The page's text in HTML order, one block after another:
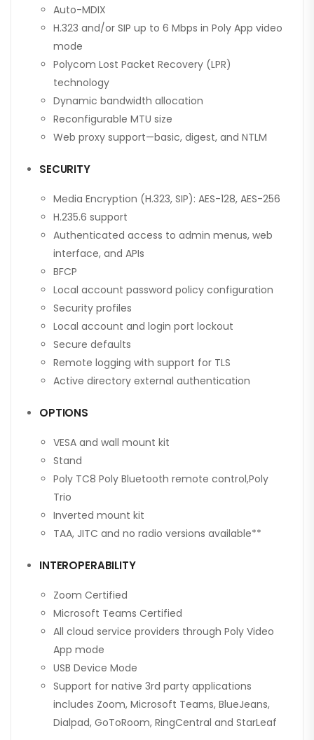
Auto-MDIX
H.323 and/or SIP up to 6 Mbps in Poly App video
mode
Polycom Lost Packet Recovery (LPR)
technology
Dynamic bandwidth allocation
Reconfigurable MTU size
Web proxy support—basic, digest, and NTLM
SECURITY
Media Encryption (H.323, SIP): AES-128, AES-256
H.235.6 support
Authenticated access to admin menus, web
interface, and APIs
BFCP
Local account password policy configuration
Security profiles
Local account and login port lockout
Secure defaults
Remote logging with support for TLS
Active directory external authentication
OPTIONS
VESA and wall mount kit
Stand
Poly TC8 Poly Bluetooth remote control,Poly
Trio
Inverted mount kit
TAA, JITC and no radio versions available**
INTEROPERABILITY
Zoom Certified
Microsoft Teams Certified
All cloud service providers through Poly Video
App mode
USB Device Mode
Support for native 3rd party applications
includes Zoom, Microsoft Teams, BlueJeans,
Dialpad, GoToRoom, RingCentral and StarLeaf